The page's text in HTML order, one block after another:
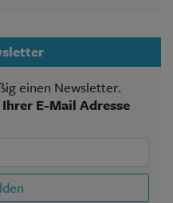
einen Newsletter.
E-Mail Adresse